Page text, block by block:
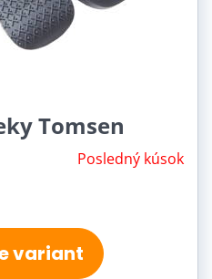
Tomsen
Posledný kúsok
variant